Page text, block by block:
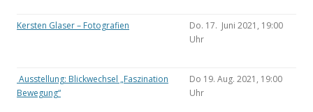
Kersten Glaser – Fotografien
Do. 17. Juni 2021, 19:00
Uhr
Ausstellung: Blickwechsel „Faszination
Bewegung“
Do 19. Aug. 2021, 19:00
Uhr